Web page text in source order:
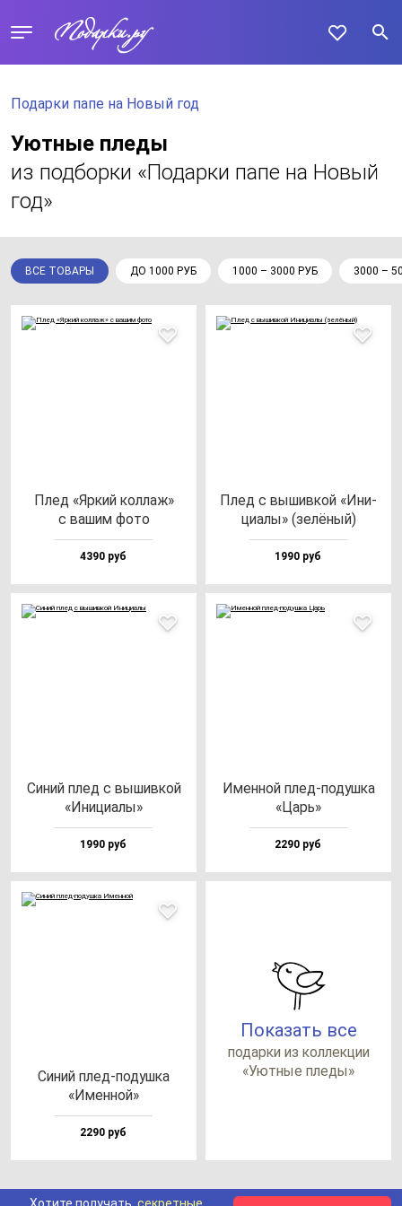
Подарки папе на Новый год
Уютные пледы
из подборки «Подарки папе на Новый
год»
ВСЕ ТОВАРЫ ДО 1000 РУБ 1000 – 3000 РУБ 3000 –
Плед «Яркий кол­лаж»
с ва­шим фо­то
4390 руб
Плед с вы­шив­кой «Ини­
ци­алы» (зе­лё­ный)
1990 руб
Синий плед с вы­шив­кой
«Ини­ци­алы»
1990 руб
Имен­ной плед-по­душ­ка
«Царь»
2290 руб
Синий плед-по­душ­ка
«Имен­ной»
2290 руб
Показать все
по­дар­ки из кол­лек­ции
«Уют­ные пле­ды»
Хотите получать секретные